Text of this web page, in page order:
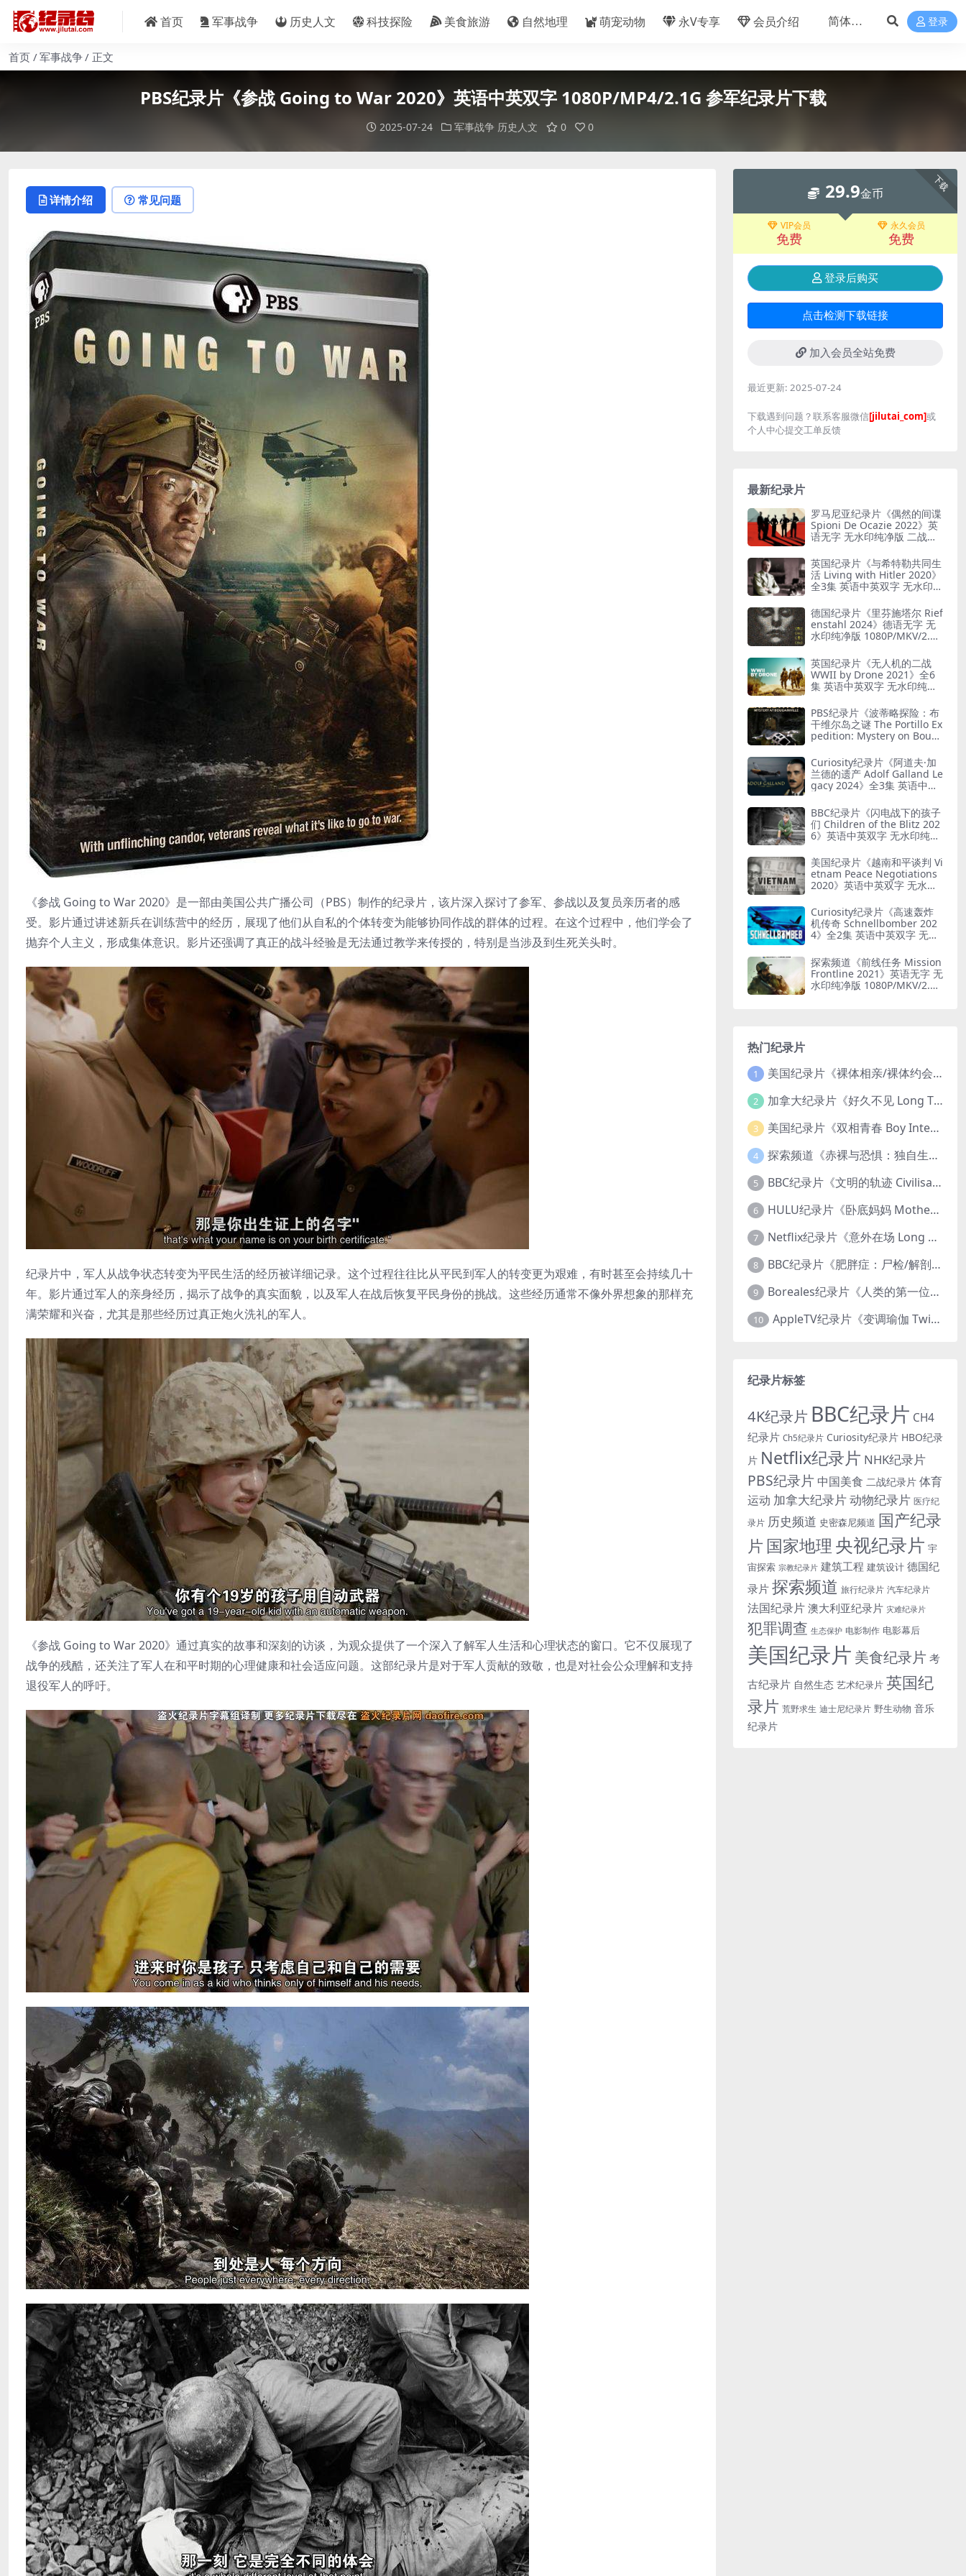
首页 军事战争 历史人文 科技探险 美食旅游 自然地理 萌宠动物 永V专享 会员介绍 登录
首页 军事战争 正文
PBS纪录片《参战 Going to War 2020》英语中英双字 1080P/MP4/2.1G 参军纪录片下载
2025-07-24 军事战争 历史人文 0 0
详情介绍 常见问题
《参战 Going to War 2020》是一部由美国公共广播公司（PBS）制作的纪录片，该片深入探讨了参军、参战以及复员亲历者的感
受。影片通过讲述新兵在训练营中的经历，展现了他们从自私的个体转变为能够协同作战的群体的过程。在这个过程中，他们学会了
抛弃个人主义，形成集体意识。影片还强调了真正的战斗经验是无法通过教学来传授的，特别是当涉及到生死关头时。
纪录片中，军人从战争状态转变为平民生活的经历被详细记录。这个过程往往比从平民到军人的转变更为艰难，有时甚至会持续几十
年。影片通过军人的亲身经历，揭示了战争的真实面貌，以及军人在战后恢复平民身份的挑战。这些经历通常不像外界想象的那样充
满荣耀和兴奋，尤其是那些经历过真正炮火洗礼的军人。
《参战 Going to War 2020》通过真实的故事和深刻的访谈，为观众提供了一个深入了解军人生活和心理状态的窗口。它不仅展现了
战争的残酷，还关注了军人在和平时期的心理健康和社会适应问题。这部纪录片是对于军人贡献的致敬，也是对社会公众理解和支持
退役军人的呼吁。
下载
29.9金币
VIP会员
免费
永久会员
免费
登录后购买
点击检测下载链接
加入会员全站免费
最近更新: 2025-07-24
下载遇到问题？联系客服微信[jilutai_com]或
个人中心提交工单反馈
最新纪录片
罗马尼亚纪录片《偶然的间谍
Spioni De Ocazie 2022》英
语无字 无水印纯净版 二战谍
英国纪录片《与希特勒共同生
活 Living with Hitler 2020》
全3集 英语中英双字 无水印纯
勒共存
德国纪录片《里芬施塔尔 Rief
enstahl 2024》德语无字 无
水印纯净版 1080P/MKV/2.12
英国纪录片《无人机的二战
WWII by Drone 2021》全6
集 英语中英双字 无水印纯净
人机
PBS纪录片《波蒂略探险：布
干维尔岛之谜 The Portillo Ex
pedition: Mystery on Boug
中英双字 无水印纯净版 1080
P/MKV/5.18G 山本五十六死
因
Curiosity纪录片《阿道夫·加
兰德的遗产 Adolf Galland Le
gacy 2024》全3集 英语中英
KV/5.14G 王牌飞行员
BBC纪录片《闪电战下的孩子
们 Children of the Blitz 202
6》英语中英双字 无水印纯净
的儿童
美国纪录片《越南和平谈判 Vi
etnam Peace Negotiations
2020》英语中英双字 无水印
南和平协议
Curiosity纪录片《高速轰炸
机传奇 Schnellbomber 202
4》全2集 英语中英双字 无水
闪电轰炸机
探索频道《前线任务 Mission
Frontline 2021》英语无字 无
水印纯净版 1080P/MKV/2.51
热门纪录片
1 美国纪录片《裸体相亲/裸体约会 Dating Naked 2014-2016》第1-3季全33集 英语中英双字 无水印纯净版 1080P/MKV/85.6G 裸体相亲真人秀
2 加拿大纪录片《好久不见 Long Time Comin 1993》英语中英双字 官方纯净版 1080P/MKV/1G 女同性艺术家
3 美国纪录片《双相青春 Boy Interrupted 2009》英语中英双字 官方纯净版 1080P/MKV/1.43G 青少年躁郁症
4 探索频道《赤裸与恐惧：独自生存/赤裸荒野求生 Naked and Afraid: Solo 2023》第一季全8集 英语中英双字 官方纯净版 高码1080P/MKV/45.4G
5 BBC纪录片《文明的轨迹 Civilisations 1969》全13集 英语中英双字 高清收藏版 1080P/MKV/64.1G 西方艺术史话
6 HULU纪录片《卧底妈妈 Mother Undercover 2023》全4集 英语中英双字 官方纯净版 1080P/MKV/7.6G 拯救孩子
7 Netflix纪录片《意外在场 Long Shot 2017》英语中字 720P/NKV/1.06GB 美国谋杀误判案件
8 BBC纪录片《肥胖症：尸检/解剖肥胖 Obesity: The Post Mortem 2016》英语中英双字 无水印纯净版 1080P/MKV/1.03G
9 Boreales纪录片《人类的第一位动物朋友：人类和狗的神奇故事 Man’s First Friend 2018》英语中英双字 1080P/MP4/1.8G 狗的神奇故事
10 AppleTV纪录片《变调瑜伽 Twisted Yoga 2026》全3集 英语中英双字 无水印纯净版 1080P/MKV/10G 瑜伽大师背后的真相
纪录片标签
4K纪录片 BBC纪录片 CH4
纪录片 Ch5纪录片 Curiosity纪录片 HBO纪录
片 Netflix纪录片 NHK纪录片
PBS纪录片 中国美食 二战纪录片 体育
运动 加拿大纪录片动物纪录片 医疗纪
录片 历史频道 史密森尼频道 国产纪录
片 国家地理 央视纪录片 宇
宙探索 宗教纪录片 建筑工程 建筑设计 德国纪
录片 探索频道 旅行纪录片 汽车纪录片
法国纪录片 澳大利亚纪录片 灾难纪录片
犯罪调查 生态保护 电影制作 电影幕后
美国纪录片 美食纪录片考
古纪录片 自然生态 艺术纪录片 英国纪
录片 荒野求生 迪士尼纪录片 野生动物 音乐
纪录片